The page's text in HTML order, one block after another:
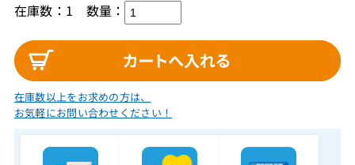
在庫数：1 数量：
在庫数以上をお求めの方は、
お気軽にお問い合わせください！